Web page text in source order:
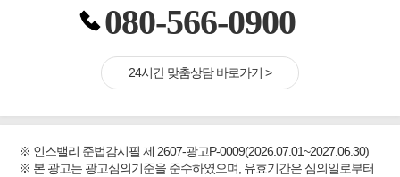
080-566-0900
24시간 맞춤상담 바로가기 >
※ 인스밸리 준법감시필 제 2607-광고P-0009(2026.07.01~2027.06.30)
※ 본 광고는 광고심의기준을 준수하였으며, 유효기간은 심의일로부터